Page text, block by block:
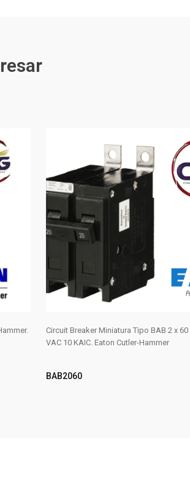
Circuit Breaker Miniatura Tipo BAB 2 x
VAC 10 KAIC. Eaton Cutler-Hammer
BAB2060